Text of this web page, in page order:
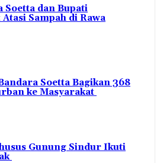
Soetta dan Bupati
Sampah di Rawa
Soetta Bagikan 368
ke Masyarakat
Gunung Sindur Ikuti